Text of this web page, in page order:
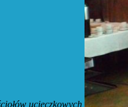
ucieczkowych,